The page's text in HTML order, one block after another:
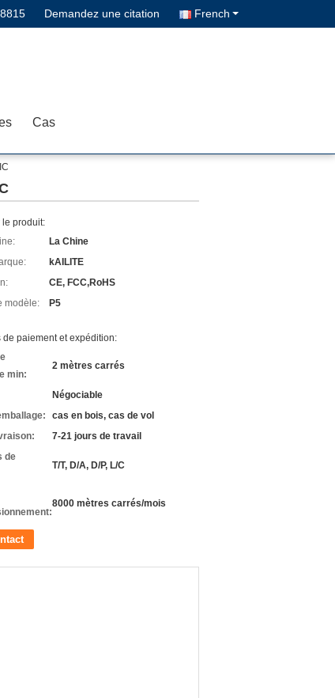
Demandez une citation French
Cas
le produit:
La Chine
kAILITE
CE, FCC,RoHS
modèle:
P5
de paiement et expédition:
min:
2 mètres carrés
Négociable
cas en bois, cas de vol
7-21 jours de travail
de
T/T, D/A, D/P, L/C
8000 mètres carrés/mois